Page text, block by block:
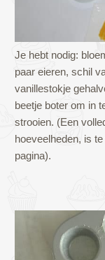
Je hebt nodig:
paar eieren, schil
vanillestokje
beetje boter om in
strooien. (Een
hoeveelheden, is
pagina).